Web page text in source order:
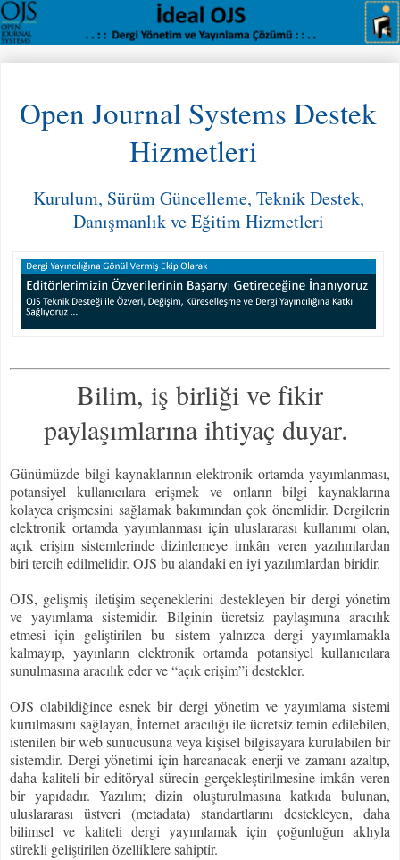
Open Journal Systems Destek
Hizmetleri
Kurulum, Sürüm Güncelleme, Teknik Destek,
Danışmanlık ve Eğitim Hizmetleri
Bilim, iş birliği ve fikir
paylaşımlarına ihtiyaç duyar.
Günümüzde bilgi kaynaklarının elektronik ortamda yayımlanması,
potansiyel kullanıcılara erişmek ve onların bilgi kaynaklarına
kolayca erişmesini sağlamak bakımından çok önemlidir. Dergilerin
elektronik ortamda yayımlanması için uluslararası kullanımı olan,
açık erişim sistemlerinde dizinlemeye imkân veren yazılımlardan
biri tercih edilmelidir. OJS bu alandaki en iyi yazılımlardan biridir.
OJS, gelişmiş iletişim seçeneklerini destekleyen bir dergi yönetim
ve yayımlama sistemidir. Bilginin ücretsiz paylaşımına aracılık
etmesi için geliştirilen bu sistem yalnızca dergi yayımlamakla
kalmayıp, yayınların elektronik ortamda potansiyel kullanıcılara
sunulmasına aracılık eder ve “açık erişim”i destekler.
OJS olabildiğince esnek bir dergi yönetim ve yayımlama sistemi
kurulmasını sağlayan, İnternet aracılığı ile ücretsiz temin edilebilen,
istenilen bir web sunucusuna veya kişisel bilgisayara kurulabilen bir
sistemdir. Dergi yönetimi için harcanacak enerji ve zamanı azaltıp,
daha kaliteli bir editöryal sürecin gerçekleştirilmesine imkân veren
bir yapıdadır. Yazılım; dizin oluşturulmasına katkıda bulunan,
uluslararası üstveri (metadata) standartlarını destekleyen, daha
bilimsel ve kaliteli dergi yayımlamak için çoğunluğun aklıyla
sürekli geliştirilen özelliklere sahiptir.